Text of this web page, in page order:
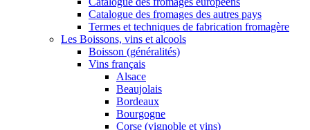
Catalogue des fromages des autres pays
Termes et techniques de fabrication fromagère
Les Boissons, vins et alcools
Boisson (généralités)
Vins français
Alsace
Beaujolais
Bordeaux
Bourgogne
Corse (vignoble et vins)